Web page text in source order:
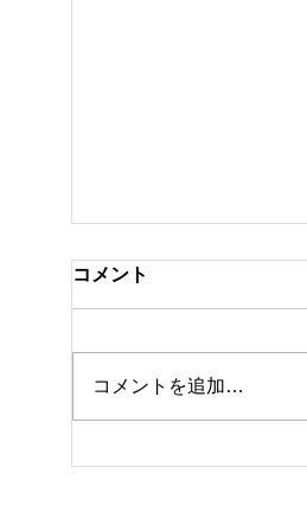
コメント
コメントを追加…